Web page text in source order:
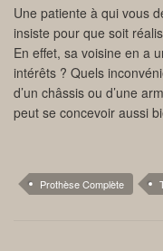
Une patiente à qui vous
insiste pour que soit
En effet, sa voisine en a
intérêts ? Quels
d’un châssis ou d’une
peut se concevoir aussi
Prothèse Complète